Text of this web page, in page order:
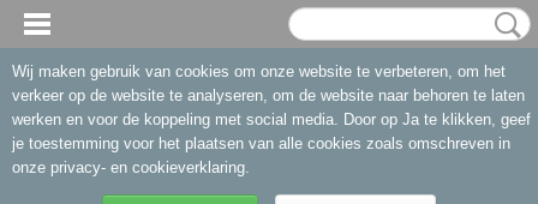
Wij maken gebruik van cookies om onze website te verbeteren, om het
verkeer op de website te analyseren, om de website naar behoren te laten
werken en voor de koppeling met social media. Door op Ja te klikken, geef
je toestemming voor het plaatsen van alle cookies zoals omschreven in
onze privacy- en cookieverklaring.